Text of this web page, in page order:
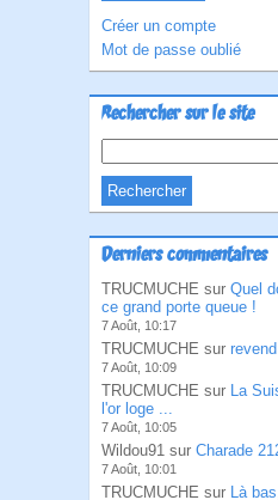
Créer un compte
Mot de passe oublié
Rechercher sur le site
Derniers commentaires
TRUCMUCHE sur Quel
ce grand porte queue !
7 Août, 10:17
TRUCMUCHE sur
7 Août, 10:09
TRUCMUCHE sur La
l'or loge ...
7 Août, 10:05
Wildou91 sur Charade
7 Août, 10:01
TRUCMUCHE sur Là